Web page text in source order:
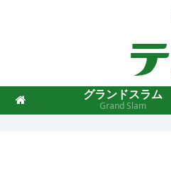
グランドスラム
Grand Slam